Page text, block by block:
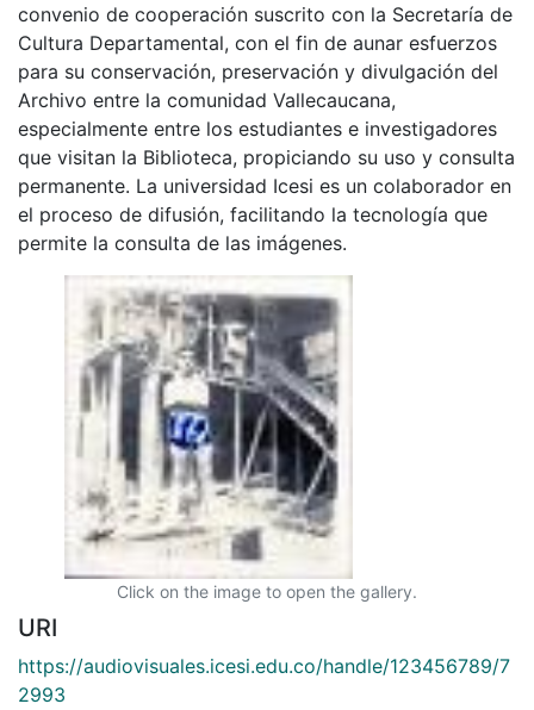
convenio de cooperación suscrito con la Secretaría de
Cultura Departamental, con el fin de aunar esfuerzos
para su conservación, preservación y divulgación del
Archivo entre la comunidad Vallecaucana,
especialmente entre los estudiantes e investigadores
que visitan la Biblioteca, propiciando su uso y consulta
permanente. La universidad Icesi es un colaborador en
el proceso de difusión, facilitando la tecnología que
permite la consulta de las imágenes.
Click on the image to open the gallery.
URI
https://audiovisuales.icesi.edu.co/handle/123456789/7
2993